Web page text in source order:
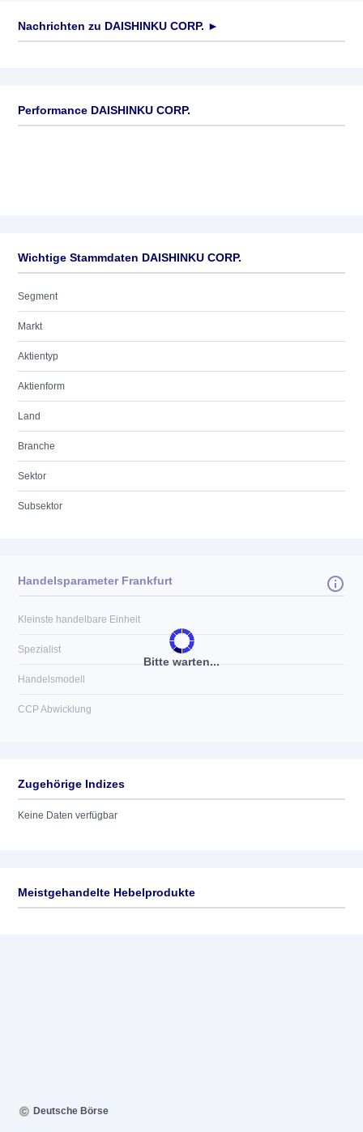
Nachrichten zu DAISHINKU CORP. ►
Performance DAISHINKU CORP.
Wichtige Stammdaten DAISHINKU CORP.
Segment
Markt
Aktientyp
Aktienform
Land
Branche
Sektor
Subsektor
Bitte warten...
Handelsparameter Frankfurt
Kleinste handelbare Einheit
Spezialist
Handelsmodell
CCP Abwicklung
Zugehörige Indizes
Keine Daten verfügbar
Meistgehandelte Hebelprodukte
Deutsche Börse